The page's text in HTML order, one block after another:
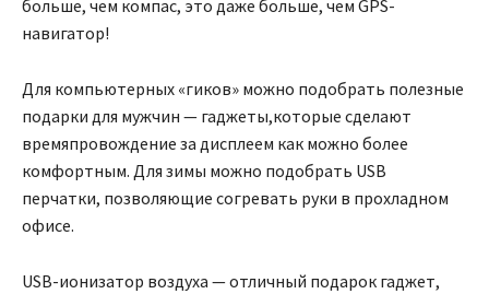
больше, чем компас, это даже больше, чем GPS-
навигатор!
Для компьютерных «гиков» можно подобрать полезные
подарки для мужчин — гаджеты,которые сделают
времяпровождение за дисплеем как можно более
комфортным. Для зимы можно подобрать USB
перчатки, позволяющие согревать руки в прохладном
офисе.
USB-ионизатор воздуха — отличный подарок гаджет,